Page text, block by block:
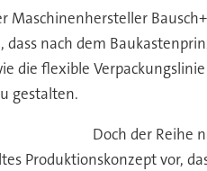
Maschinenhersteller
dass nach dem
die flexible
gestalten.
Doch der Reihe
Produktionskonzept vor,